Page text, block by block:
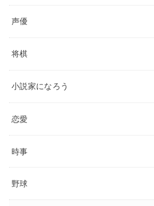
声優
将棋
小説家になろう
恋愛
時事
野球